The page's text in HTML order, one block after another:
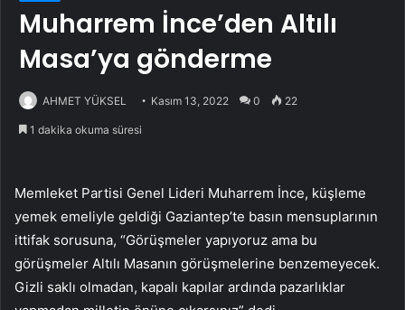
Muharrem İnce’den Altılı
Masa’ya gönderme
AHMET YÜKSEL Kasım 13, 2022 0 22
1 dakika okuma süresi
Memleket Partisi Genel Lideri Muharrem İnce, küşleme
yemek emeliyle geldiği Gaziantep’te basın mensuplarının
ittifak sorusuna, “Görüşmeler yapıyoruz ama bu
görüşmeler Altılı Masanın görüşmelerine benzemeyecek.
Gizli saklı olmadan, kapalı kapılar ardında pazarlıklar